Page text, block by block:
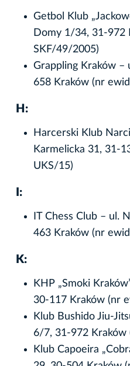
Getbol Klub
Domy 1/34, 31-972
SKF/49/2005)
Grappling Kraków –
658 Kraków (nr
H:
Harcerski Klub
Karmelicka 31, 31-
UKS/15)
I:
IT Chess Club – ul.
463 Kraków (nr
K:
KHP „Smoki
30-117 Kraków (nr
Klub Bushido Jiu-
6/7, 31-972
Klub Capoeira